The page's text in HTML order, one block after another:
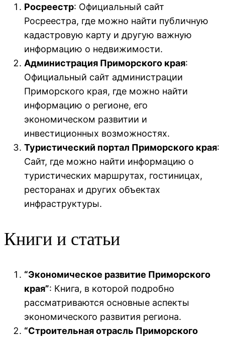
Росреестр: Официальный сайт
Росреестра, где можно найти публичную
кадастровую карту и другую важную
информацию о недвижимости.
Администрация Приморского края:
Официальный сайт администрации
Приморского края, где можно найти
информацию о регионе, его
экономическом развитии и
инвестиционных возможностях.
Туристический портал Приморского края:
Сайт, где можно найти информацию о
туристических маршрутах, гостиницах,
ресторанах и других объектах
инфраструктуры.
Книги и статьи
“Экономическое развитие Приморского
края”: Книга, в которой подробно
рассматриваются основные аспекты
экономического развития региона.
“Строительная отрасль Приморского